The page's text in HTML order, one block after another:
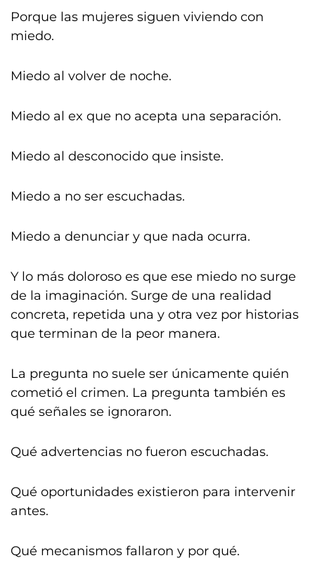
Porque las mujeres siguen viviendo con
miedo.
Miedo al volver de noche.
Miedo al ex que no acepta una separación.
Miedo al desconocido que insiste.
Miedo a no ser escuchadas.
Miedo a denunciar y que nada ocurra.
Y lo más doloroso es que ese miedo no surge
de la imaginación. Surge de una realidad
concreta, repetida una y otra vez por historias
que terminan de la peor manera.
La pregunta no suele ser únicamente quién
cometió el crimen. La pregunta también es
qué señales se ignoraron.
Qué advertencias no fueron escuchadas.
Qué oportunidades existieron para intervenir
antes.
Qué mecanismos fallaron y por qué.